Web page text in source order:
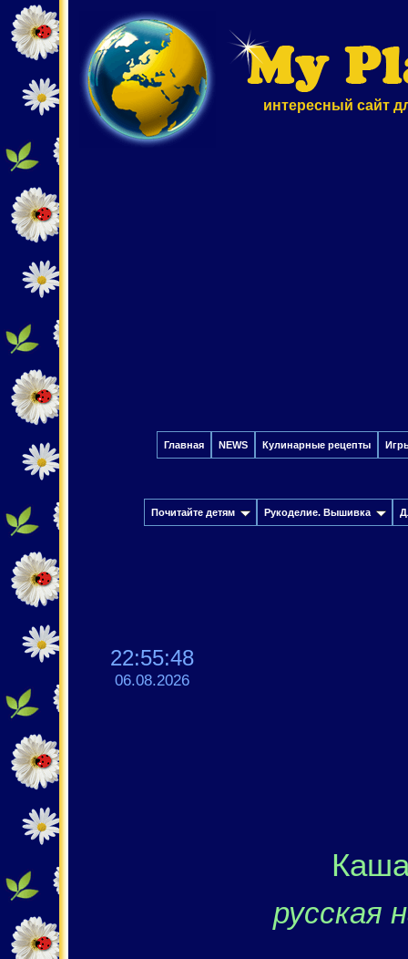
интересный сайт
Главная NEWS Кулинарные рецепты
Почитайте детям Рукоделие. Вышивка
22:55:49
06.08.2026
русская